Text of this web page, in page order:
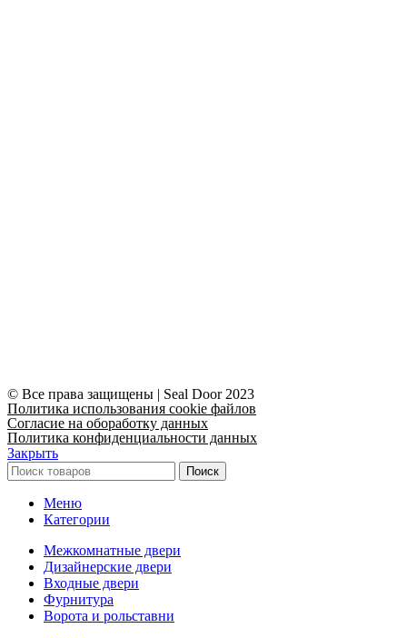
© Все права защищены | Seal Door 2023
Политика использования cookie файлов
Согласие на обоработку данных
Политика конфиденциальности данных
Закрыть
Поиск
Меню
Категории
Межкомнатные двери
Дизайнерские двери
Входные двери
Фурнитура
Ворота и рольставни